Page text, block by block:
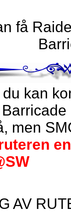
få
kan
men
AV